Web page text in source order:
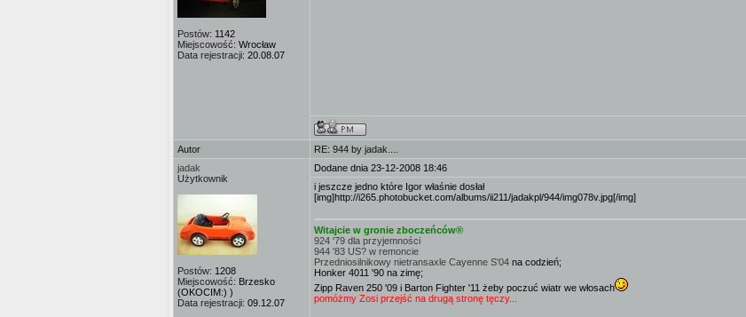
Postów: 1142
Miejscowość: Wrocław
Data rejestracji: 20.08.07
Autor
RE: 944 by jadak....
jadak
Użytkownik
Postów: 1208
Miejscowość: Brzesko
(OKOCIM:) )
Data rejestracji: 09.12.07
Dodane dnia 23-12-2008 18:46
i jeszcze jedno które Igor właśnie dosłał
[img]http://i265.photobucket.com/albums/ii211/jadakpl/944/img078v.jpg[/img]
Witajcie w gronie zboczeńców®
924 '79 dla przyjemności
944 '83 US? w remoncie
Przedniosilnikowy nietransaxle Cayenne S'04 na codzień;
Honker 4011 '90 na zimę;
Zipp Raven 250 '09 i Barton Fighter '11 żeby poczuć wiatr we włosach
pomóżmy Zosi przejść na drugą stronę tęczy...